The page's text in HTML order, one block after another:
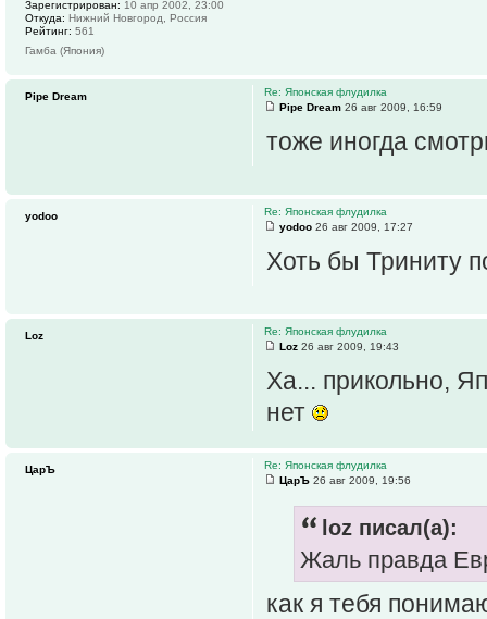
Зарегистрирован: 10 апр 2002, 23:00
Откуда: Нижний Новгород, Россия
Рейтинг: 561
Гамба (Япония)
Re: Японская флудилка
Pipe Dream 26 авг 2009, 16:59
тоже иногда
Pipe Dream
Re: Японская флудилка
yodoo 26 авг 2009, 17:27
Хоть бы Триниту
yodoo
Re: Японская флудилка
Loz 26 авг 2009, 19:43
Ха... прикольно,
нет
Loz
Re: Японская флудилка
ЦарЪ 26 авг 2009, 19:56
loz писал(а):
Жаль правда
как я тебя
ЦарЪ